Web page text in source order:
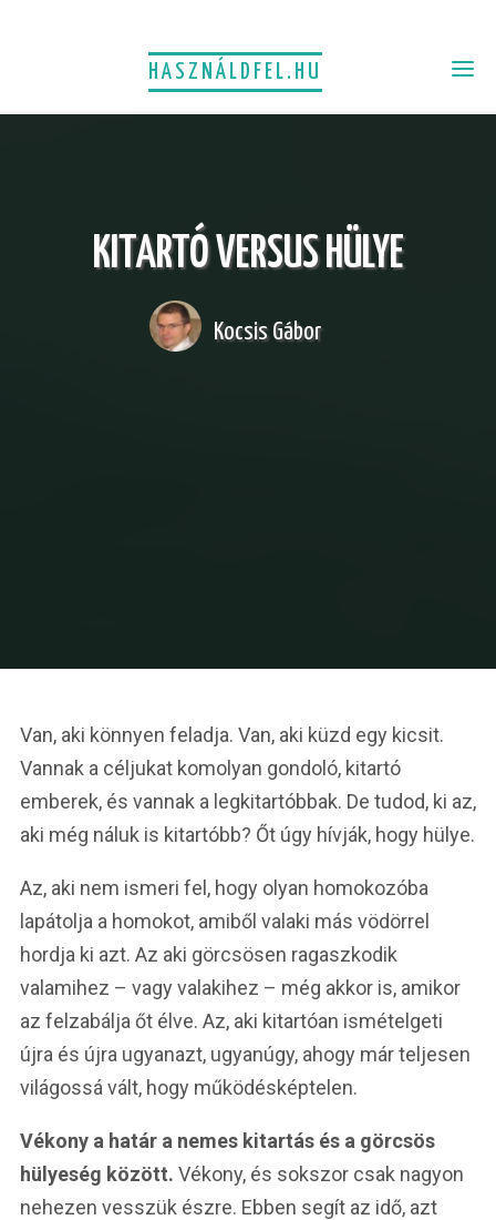
HASZNÁLDFEL.HU
KITARTÓ VERSUS HÜLYE
Kocsis Gábor
Van, aki könnyen feladja. Van, aki küzd egy kicsit.
Vannak a céljukat komolyan gondoló, kitartó
emberek, és vannak a legkitartóbbak. De tudod, ki az,
aki még náluk is kitartóbb? Őt úgy hívják, hogy hülye.
Az, aki nem ismeri fel, hogy olyan homokozóba
lapátolja a homokot, amiből valaki más vödörrel
hordja ki azt. Az aki görcsösen ragaszkodik
valamihez – vagy valakihez – még akkor is, amikor
az felzabálja őt élve. Az, aki kitartóan ismételgeti
újra és újra ugyanazt, ugyanúgy, ahogy már teljesen
világossá vált, hogy működésképtelen.
Vékony a határ a nemes kitartás és a görcsös
hülyeség között. Vékony, és sokszor csak nagyon
nehezen vesszük észre. Ebben segít az idő, azt